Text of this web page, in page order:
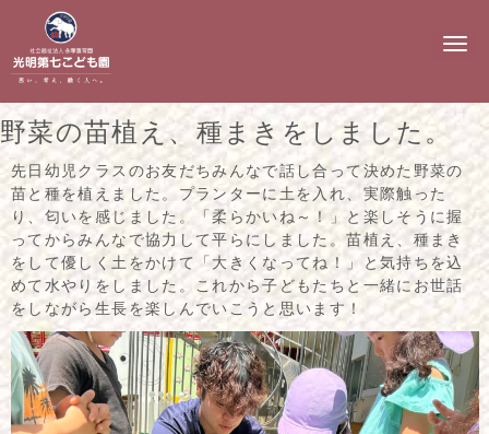
N
g
a
i
o
野菜の苗植え、種まきをしました。
先日幼児クラスのお友だちみんなで話し合って決めた野菜の
苗と種を植えました。プランターに土を入れ、実際触った
り、匂いを感じました。「柔らかいね～！」と楽しそうに握
ってからみんなで協力して平らにしました。苗植え、種まき
をして優しく土をかけて「大きくなってね！」と気持ちを込
めて水やりをしました。これから子どもたちと一緒にお世話
をしながら生長を楽しんでいこうと思います！